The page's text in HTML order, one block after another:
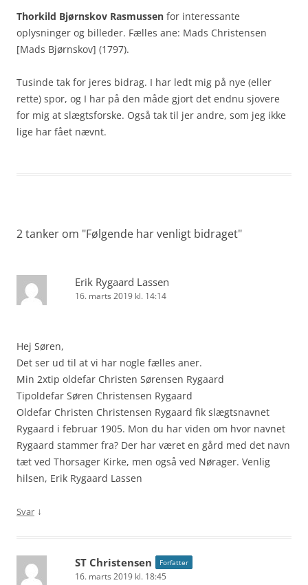
Thorkild Bjørnskov Rasmussen for interessante
oplysninger og billeder. Fælles ane: Mads Christensen
[Mads Bjørnskov] (1797).
Tusinde tak for jeres bidrag. I har ledt mig på nye (eller
rette) spor, og I har på den måde gjort det endnu sjovere
for mig at slægtsforske. Også tak til jer andre, som jeg ikke
lige har fået nævnt.
2 tanker om "Følgende har venligt bidraget"
Erik Rygaard Lassen
16. marts 2019 kl. 14:14
Hej Søren,
Det ser ud til at vi har nogle fælles aner.
Min 2xtip oldefar Christen Sørensen Rygaard
Tipoldefar Søren Christensen Rygaard
Oldefar Christen Christensen Rygaard fik slægtsnavnet
Rygaard i februar 1905. Mon du har viden om hvor navnet
Rygaard stammer fra? Der har været en gård med det navn
tæt ved Thorsager Kirke, men også ved Nørager. Venlig
hilsen, Erik Rygaard Lassen
Svar ↓
ST Christensen Forfatter
16. marts 2019 kl. 18:45